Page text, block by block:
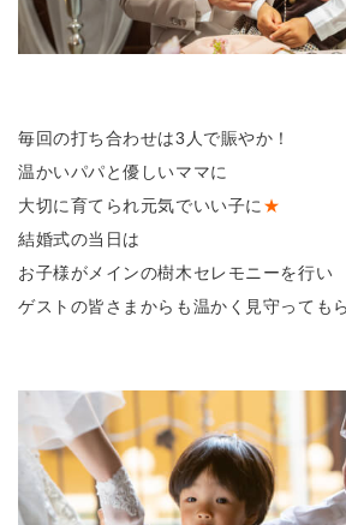
毎回の打ち合わせは3人で賑やか！
温かいパパと優しいママに
大切に育てられ元気でいい子に ★
結婚式の当日は
お子様がメインの樹木セレモニーを行い
ゲストの皆さまからも温かく見守っても